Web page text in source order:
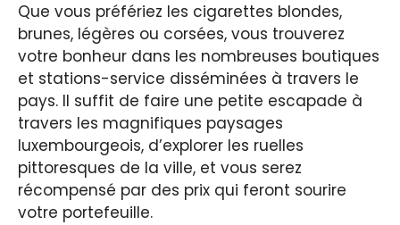
Que vous préfériez les cigarettes blondes,
brunes, légères ou corsées, vous trouverez
votre bonheur dans les nombreuses boutiques
et stations-service disséminées à travers le
pays. Il suffit de faire une petite escapade à
travers les magnifiques paysages
luxembourgeois, d’explorer les ruelles
pittoresques de la ville, et vous serez
récompensé par des prix qui feront sourire
votre portefeuille.